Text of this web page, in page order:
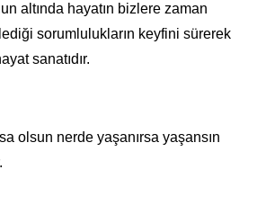
altında hayatın bizlere zaman
sorumlulukların keyfini sürerek
sanatıdır.
olsun nerde yaşanırsa yaşansın